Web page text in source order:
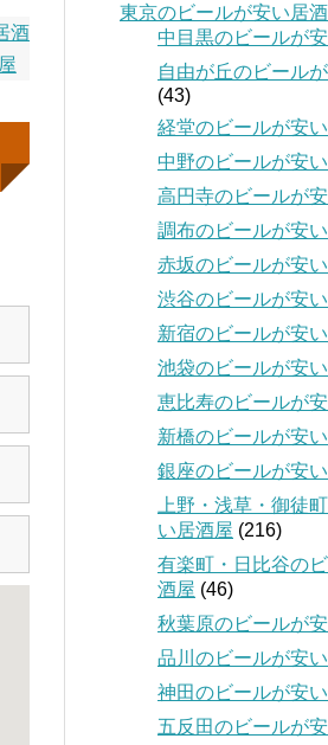
酒
屋
東京のビールが安い居
中目黒のビールが
自由が丘のビール
(43)
経堂のビールが安
中野のビールが安
高円寺のビールが
調布のビールが安
赤坂のビールが安
渋谷のビールが安
新宿のビールが安
池袋のビールが安
恵比寿のビールが
新橋のビールが安
銀座のビールが安
上野・浅草・御徒
い居酒屋 (216)
有楽町・日比谷の
酒屋 (46)
秋葉原のビールが
品川のビールが安
神田のビールが安
五反田のビールが